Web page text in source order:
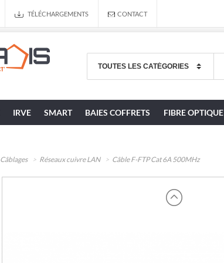
TÉLÉCHARGEMENTS CONTACT
IRVE SMART BAIES COFFRETS FIBRE OPTIQUE
Câblages Réseaux cuivre LAN Câble F-FTP Cat 6A 500MHz